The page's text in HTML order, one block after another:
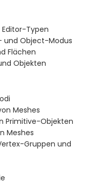
Typen
und Object-Modus
Flächen
Objekten
Meshes
Primitive-Objekten
Meshes
Gruppen und